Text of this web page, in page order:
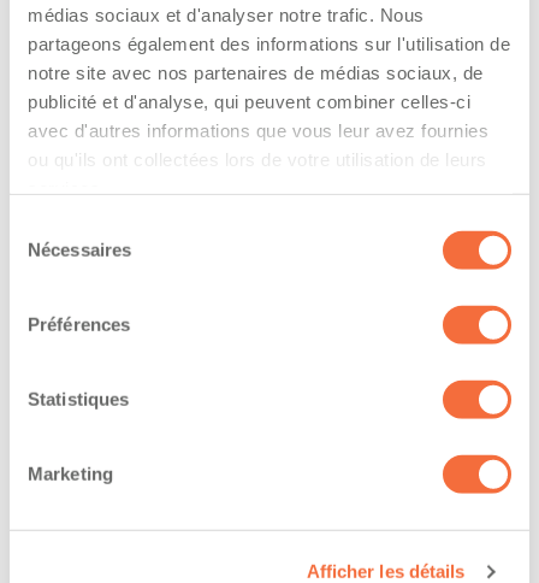
médias sociaux et d'analyser notre trafic. Nous
partageons également des informations sur l'utilisation de
notre site avec nos partenaires de médias sociaux, de
publicité et d'analyse, qui peuvent combiner celles-ci
avec d'autres informations que vous leur avez fournies
ou qu'ils ont collectées lors de votre utilisation de leurs
Nécessaires
Préférences
Statistiques
Marketing
Afficher les détails
The driver hold a driving licence from:
quebec
Has a vehicle registered in the following
The owner-operator has the ability to
work at/during :
Jour
Nuit